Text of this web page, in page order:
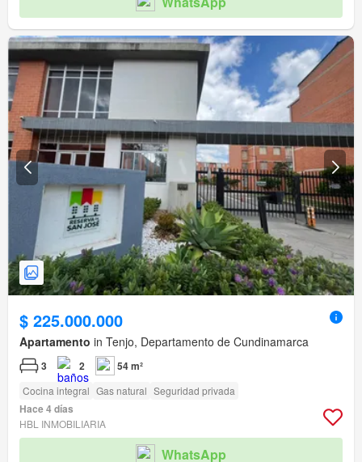
$ 225.000.000
Apartamento in Tenjo, Departamento de Cundinamarca
3 2 54 m²
Cocina integral Gas natural Seguridad privada
Hace 4 días
HBL INMOBILIARIA
WhatsApp